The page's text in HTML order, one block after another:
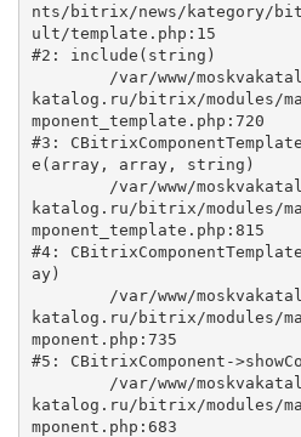
nts/bitrix/news/kategory/
ult/template.php:15
#2: include(string)
katalog.ru/bitrix/modules/
mponent_template.php:720
#3:
e(array, array, string)
katalog.ru/bitrix/modules/
mponent_template.php:815
#4:
ay)
katalog.ru/bitrix/modules/
mponent.php:735
#5: CBitrixComponent-
katalog.ru/bitrix/modules/
mponent.php:683